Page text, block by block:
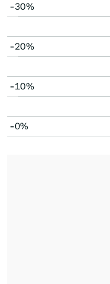
-30%
-20%
-10%
-0%